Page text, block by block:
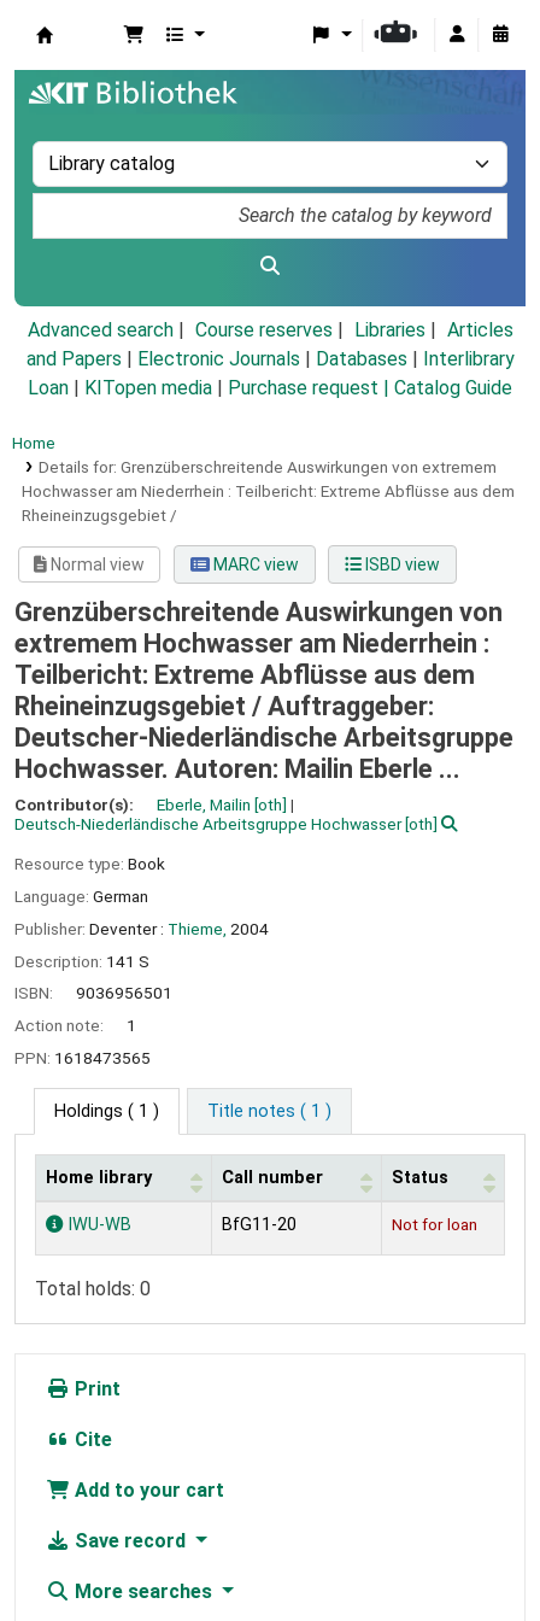
Advanced search Course reserves Libraries
Articles
and Papers
Electronic Journals Databases
Interlibrary
Loan
KITopen media Purchase request | Catalog Guide
Home
Details for: Grenzüberschreitende Auswirkungen von extremem
Hochwasser am Niederrhein : Teilbericht: Extreme Abflüsse aus dem
Rheineinzugsgebiet /
Normal view MARC view ISBD view
Grenzüberschreitende Auswirkungen von
extremem Hochwasser am Niederrhein :
Teilbericht: Extreme Abflüsse aus dem
Rheineinzugsgebiet / Auftraggeber:
Deutscher-Niederländische Arbeitsgruppe
Hochwasser. Autoren: Mailin Eberle ...
Contributor(s): Eberle, Mailin [oth]
Deutsch-Niederländische Arbeitsgruppe Hochwasser[oth]
Resource type: Book
Language: German
Publisher: Deventer : Thieme, 2004
Description: 141 S
ISBN:
9036956501
Action note:
1
PPN: 1618473565
Holdings ( 1 ) Title notes ( 1 )
Holdings
Home library Call number Status
IWU-WB BfG11-20 Not for loan
Total holds: 0
Print
Cite
Add to your cart
Save record
More searches